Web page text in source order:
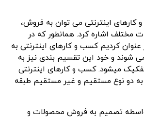
کارهای اینترنتی می توان به فروش،
مختلف اشاره کرد. همانطور که در
کردیم کسب و کارهای اینترنتی به
شوند و خود این تقسیم بندی نیز به
میشود. کسب و کارهای اینترنتی
به دو نوع مستقیم و غیر مستقیم طبقه
واسطه تصمیم به فروش محصولات و